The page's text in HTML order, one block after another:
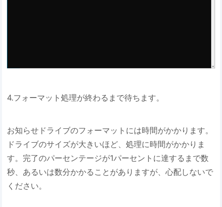
4.フォーマット処理が終わるまで待ちます。
お知らせドライブのフォーマットには時間がかかります。
ドライブのサイズが大きいほど、処理に時間がかかりま
す。完了のパーセンテージが1パーセントに達するまで数
秒、あるいは数分かかることがありますが、心配しないで
ください。